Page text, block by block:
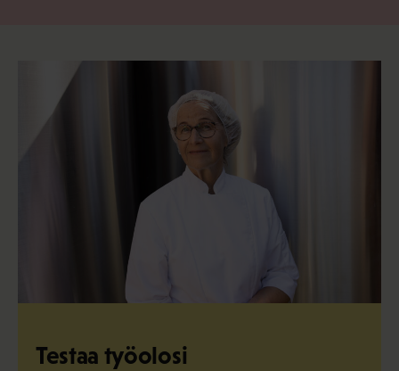
Testaa työolosi